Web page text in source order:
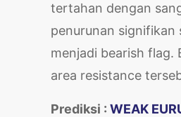
tertahan dengan
penurunan signifikan
menjadi bearish flag.
area resistance
Prediksi : WEAK